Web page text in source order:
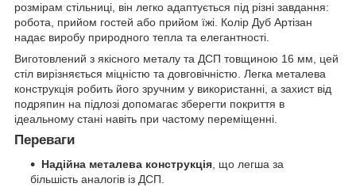
розмірам стільниці, він легко адаптується під різні завдання:
робота, прийом гостей або прийом їжі. Колір Дуб Артізан
надає виробу природного тепла та елегантності.
Виготовлений з якісного металу та ДСП товщиною 16 мм, цей
стіл вирізняється міцністю та довговічністю. Легка металева
конструкція робить його зручним у використанні, а захист від
подряпин на підлозі допомагає зберегти покриття в
ідеальному стані навіть при частому переміщенні.
Переваги
Надійна металева конструкція, що легша за
більшість аналогів із ДСП.